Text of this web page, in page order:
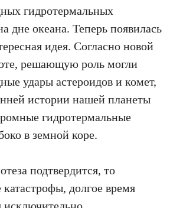
гидротермальных
дне океана. Теперь появилась
идея. Согласно новой
решающую роль могли
удары астероидов и комет,
истории нашей планеты
гидротермальные
в земной коре.
подтвердится, то
долгое время